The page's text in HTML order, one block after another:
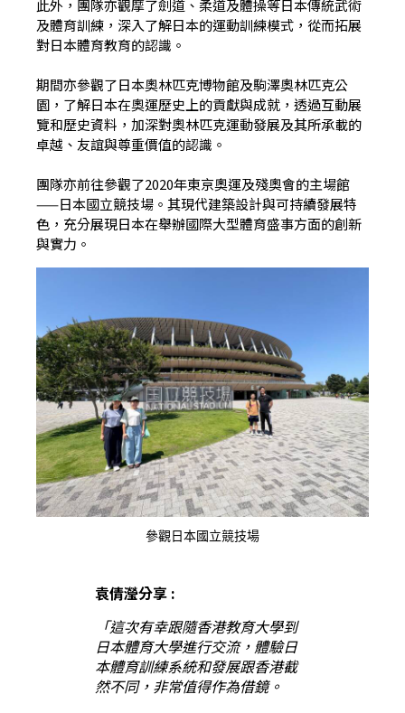
此外，團隊亦觀摩了劍道、柔道及體操等日本傳統武術
及體育訓練，深入了解日本的運動訓練模式，從而拓展
對日本體育教育的認識。
期間亦參觀了日本奧林匹克博物館及駒澤奧林匹克公
園，了解日本在奧運歷史上的貢獻與成就，透過互動展
覽和歷史資料，加深對奧林匹克運動發展及其所承載的
卓越、友誼與尊重價值的認識。
團隊亦前往參觀了2020年東京奧運及殘奧會的主場館
——日本國立競技場。其現代建築設計與可持續發展特
色，充分展現日本在舉辦國際大型體育盛事方面的創新
與實力。
參觀日本國立競技場
袁倩瀅分享 :
「這次有幸跟隨香港教育大學到
日本體育大學進行交流，體驗日
本體育訓練系統和發展跟香港截
然不同，非常值得作為借鏡。